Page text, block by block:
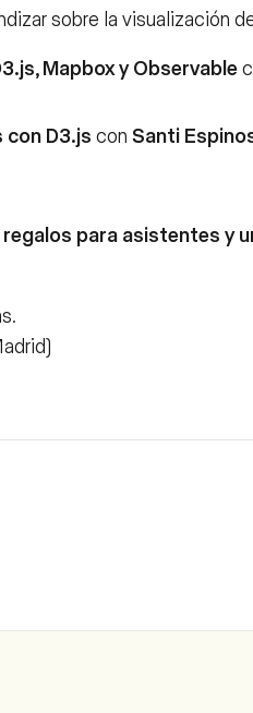
sobre la visualización
Mapbox y Observable
D3.js con Santi
regalos para asistentes y